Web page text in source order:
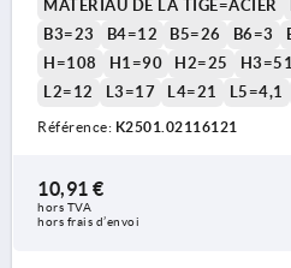
MATÉRIAU DE LA TIGE=ACIER
B3=23
B4=12 B5=26 B6=3
H=108
H1=90 H2=25 H3=51
L2=12
L3=17 L4=21 L5=4,1
Référence: K2501.02116121
10,91 €
hors TVA
hors frais d’envoi